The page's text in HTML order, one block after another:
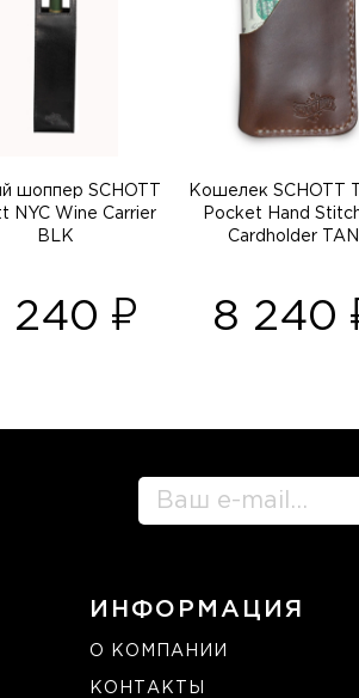
шоппер SCHOTT
NYC Wine Carrier
BLK
240
Кошелек SCHOTT
Pocket Hand
Cardholder TAN
8 240
ИНФОРМАЦИЯ
О КОМПАНИИ
КОНТАКТЫ